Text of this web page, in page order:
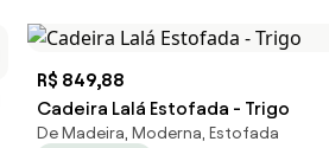
R$ 849,88
Cadeira Lalá Estofada - Trigo
De Madeira, Moderna, Estofada